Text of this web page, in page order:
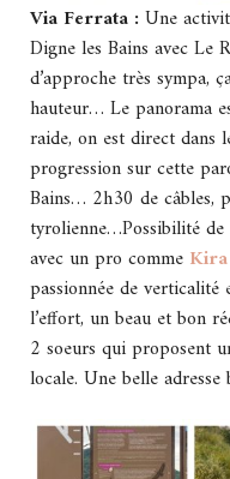
Via Ferrata : Une
Digne les Bains avec Le
d’approche très sympa,
hauteur… Le panorama
raide, on est direct dans
progression sur cette
Bains… 2h30 de câbles,
tyrolienne…Possibilité
avec un pro comme
passionnée de verticalité
l’effort, un beau et bon
2 soeurs qui proposent
locale. Une belle adresse